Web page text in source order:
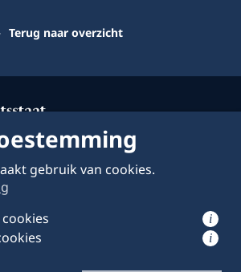
Terug naar overzicht
gebruik van cookies.
i
i